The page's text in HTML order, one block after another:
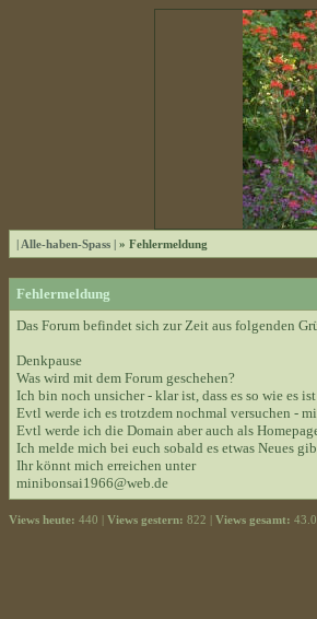
| Alle-haben-Spass | » Fehlermeldung
Fehlermeldung
Das Forum befindet sich zur Zeit aus folgenden
Denkpause
Was wird mit dem Forum geschehen?
Ich bin noch unsicher - klar ist, dass es so wie es
Evtl werde ich es trotzdem nochmal versuchen -
Evtl werde ich die Domain aber auch als
Ich melde mich bei euch sobald es etwas Neues
Ihr könnt mich erreichen unter
minibonsai1966@web.de
Views heute: 440 | Views gestern: 822 | Views gesamt: